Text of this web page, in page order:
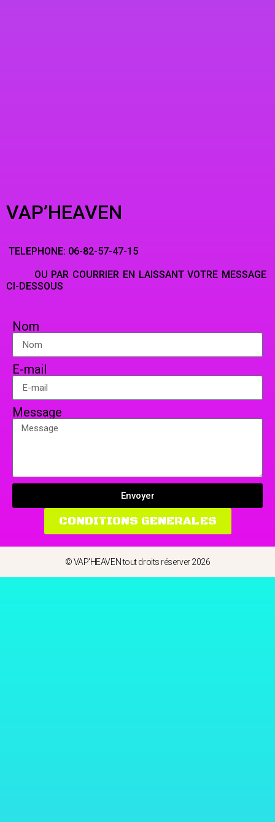
VAP’HEAVEN
TELEPHONE: 06-82-57-47-15
OU PAR COURRIER EN LAISSANT VOTRE MESSAGE
CI-DESSOUS
Nom
E-mail
Message
Envoyer
CONDITIONS GENERALES
© VAP'HEAVEN tout droits réserver 2026